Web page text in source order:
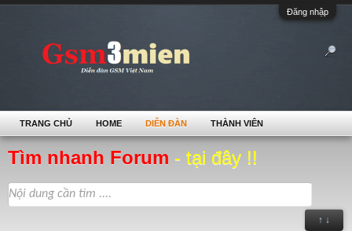
Đăng nhập
Tìm nhanh Forum - tại đây !!
↑ ↓
TRANG CHỦ HOME DIỄN ĐÀN THÀNH VIÊN